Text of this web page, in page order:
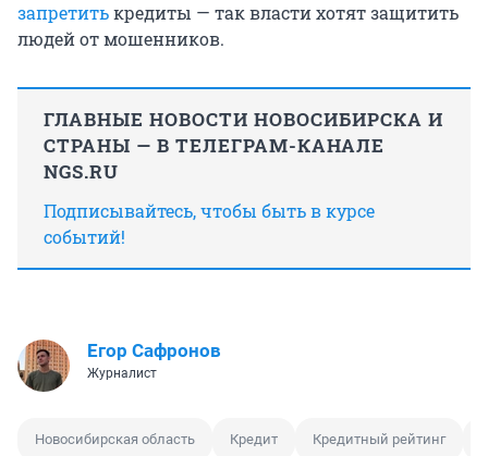
запретитькредиты — так власти хотят защитить
людей от мошенников.
ГЛАВНЫЕ НОВОСТИ НОВОСИБИРСКА И
СТРАНЫ — В ТЕЛЕГРАМ-КАНАЛЕ
NGS.RU
Подписывайтесь, чтобы быть в курсе
событий!
Егор Сафронов
Журналист
Новосибирская область Кредит Кредитный рейтинг